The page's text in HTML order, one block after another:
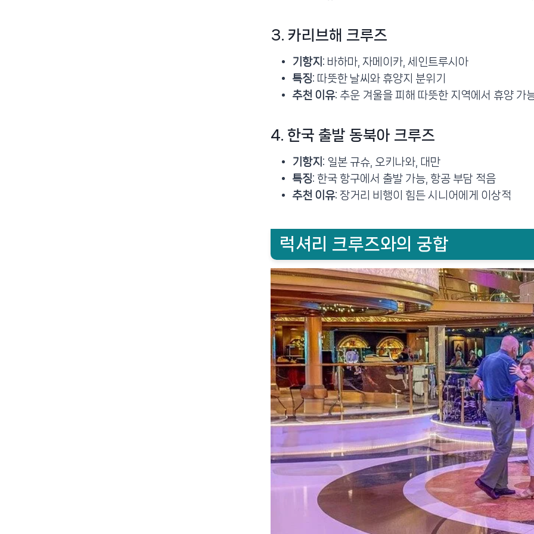
3. 카리브해 크루즈
기항지 : 바하마, 자메이카, 세인트루시아
특징: 따뜻한 날씨와 휴양지 분위기
추천 이유: 추운 겨울을 피해 따뜻한 지역에서 휴양 가
4. 한국 출발 동북아 크루즈
기항지 : 일본 규슈, 오키나와, 대만
특징: 한국 항구에서 출발 가능, 항공 부담 적음
추천 이유: 장거리 비행이 힘든 시니어에게 이상적
럭셔리 크루즈와의 궁합